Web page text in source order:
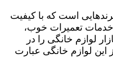
است که با کیفیت
تعمیرات خوب،
لوازم خانگی را در
این لوازم خانگی عبارت